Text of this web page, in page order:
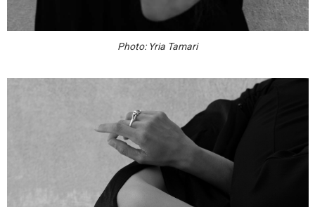
Photo: Yria Tamari